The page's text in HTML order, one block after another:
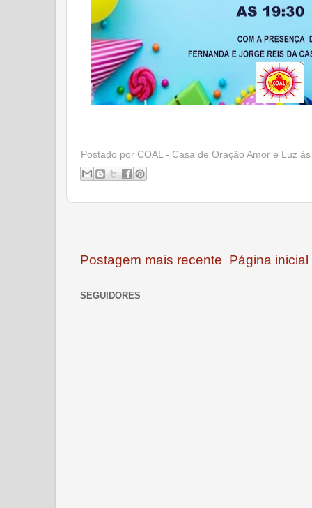
Postado por COAL - Casa de Oração Amor e Luz
Postagem mais recente Página inicial
SEGUIDORES